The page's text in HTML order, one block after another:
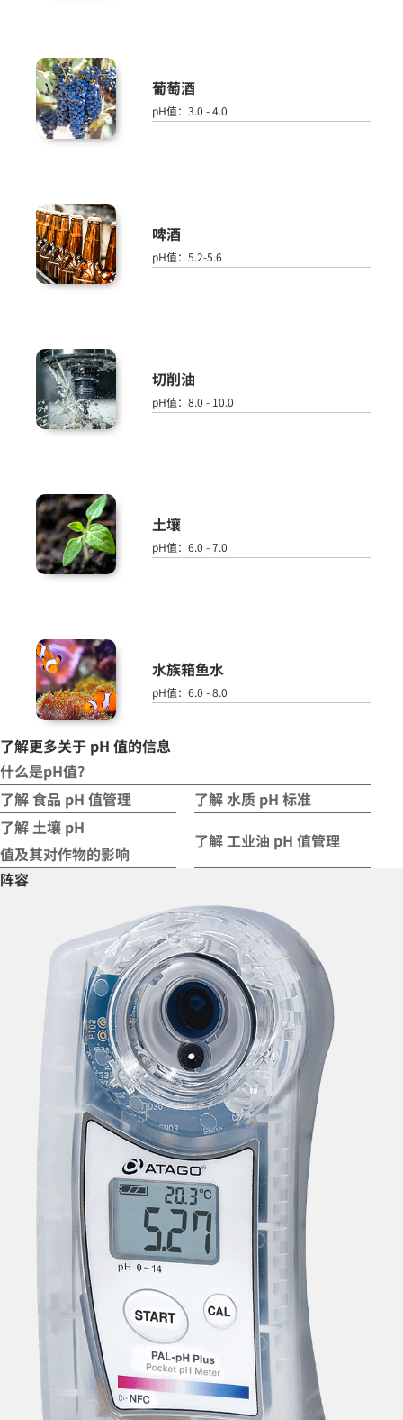
葡萄酒
pH值：3.0 - 4.0
啤酒
pH值：5.2-5.6
切削油
pH值：8.0 - 10.0
土壤
pH值：6.0 - 7.0
水族箱鱼水
pH值：6.0 - 8.0
了解更多关于 pH 值的信息
什么是pH值？
了解食品 pH 值管理 了解水质 pH 标准
了解 土壤 pH
值及其对作物的影响
了解工业油 pH 值管理
阵容